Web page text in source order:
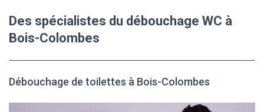
Des spécialistes du débouchage WC à
Bois-Colombes
Débouchage de toilettes à Bois-Colombes